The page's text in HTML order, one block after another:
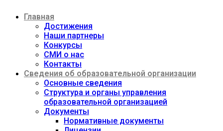
содержимому
Главная
Достижения
Наши партнеры
Конкурсы
СМИ о нас
Контакты
Сведения об образовательной организации
Основные сведения
Структура и органы управления
образовательной организацией
Документы
Нормативные документы